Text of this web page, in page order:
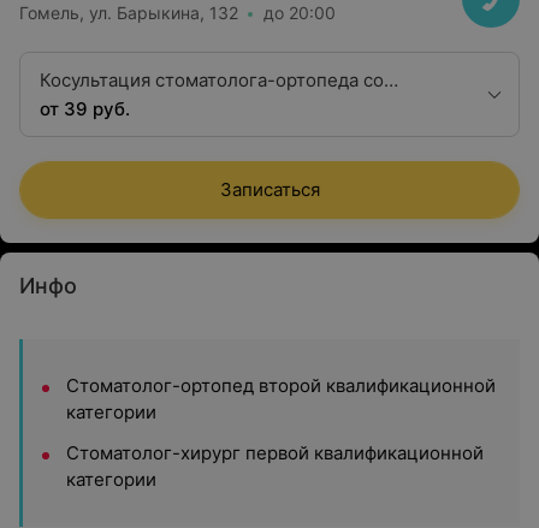
Гомель, ул. Барыкина, 132 до 20:00
Косультация стоматолога-ортопеда со
снимком и выдачей консультативного
от 39 руб.
Записаться
Инфо
Стоматолог-ортопед второй квалификационной
категории
Стоматолог-хирург первой квалификационной
категории